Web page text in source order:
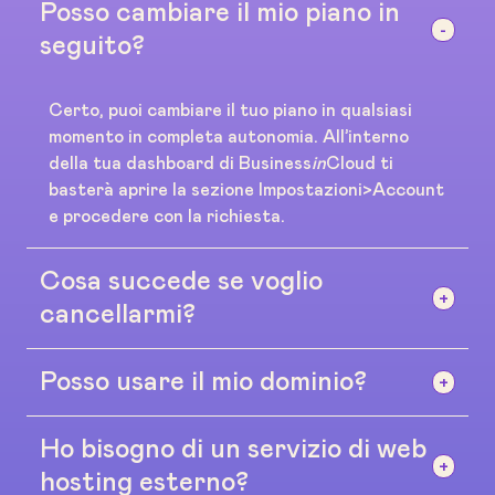
Posso cambiare il mio piano in
seguito?
Certo, puoi cambiare il tuo piano in qualsiasi
momento in completa autonomia. All’interno
della tua dashboard di BusinessinCloud ti
basterà aprire la sezione Impostazioni>Account
e procedere con la richiesta.
Cosa succede se voglio
cancellarmi?
Nessun problema, non esistono contratti o
qualsiasi momento senza darci spiegazioni
andando su Impostazioni>Account.
Posso usare il mio dominio?
Sì, puoi utilizzare il tuo dominio. Se non hai un
dominio te ne forniremo noi uno gratuito sulla
Ho bisogno di un servizio di web
hosting esterno?